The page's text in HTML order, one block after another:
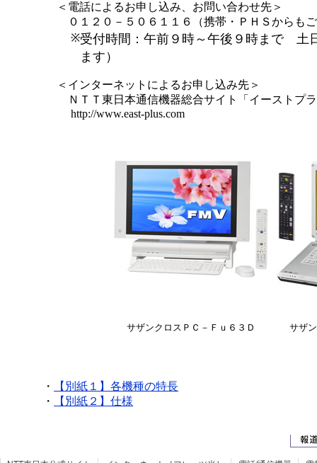
＜電話によるお申し込み、お問い合わせ先＞
０１２０－５０６１１６（携帯・ＰＨＳからも
※受付時間：午前９時～午後９時まで 土
ます）
＜インターネットによるお申し込み先＞
ＮＴＴ東日本通信機器総合サイト「イーストプ
http://www.east-plus.com
サザンクロスＰＣ－Ｆｕ６３Ｄ サザ
・
【別紙１】各機種の特長
・
【別紙２】仕様